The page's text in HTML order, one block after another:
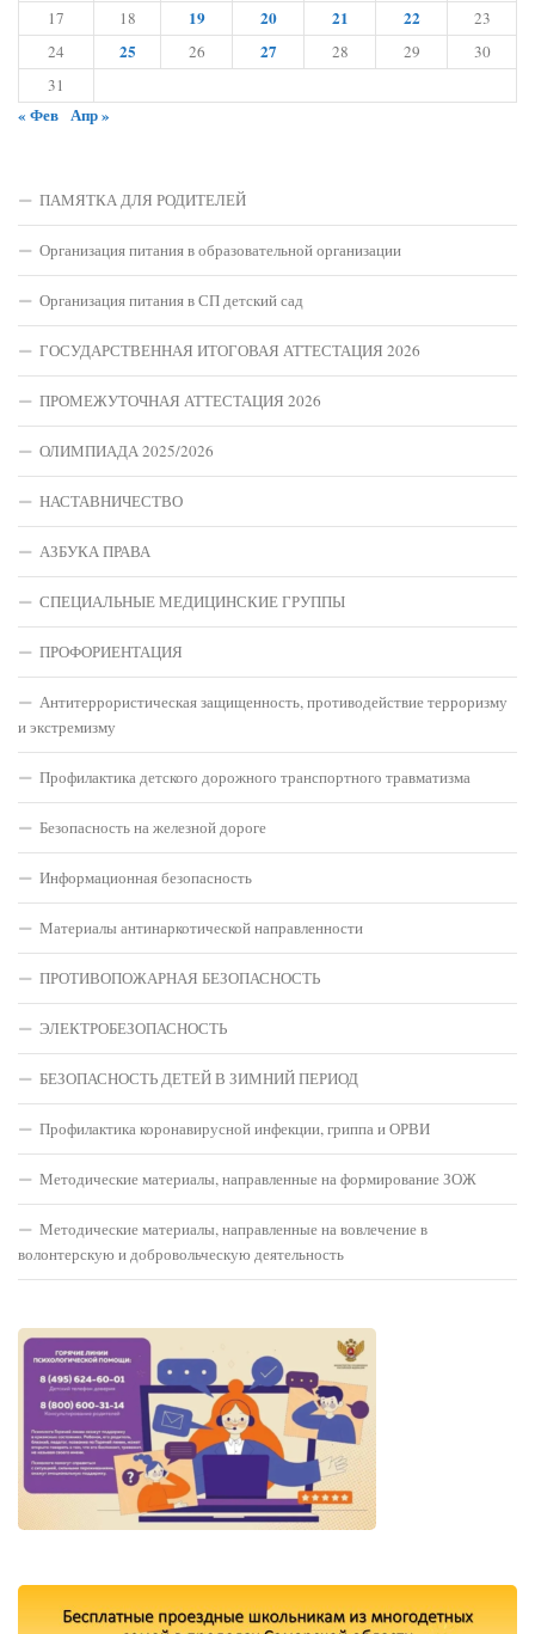
17
18 19 20 21 22
23
24
25 26 27 28 29
30
31
« Фев Апр »
ПАМЯТКА ДЛЯ РОДИТЕЛЕЙ
Организация питания в образовательной организации
Организация питания в СП детский сад
ГОСУДАРСТВЕННАЯ ИТОГОВАЯ АТТЕСТАЦИЯ 2026
ПРОМЕЖУТОЧНАЯ АТТЕСТАЦИЯ 2026
ОЛИМПИАДА 2025/2026
НАСТАВНИЧЕСТВО
АЗБУКА ПРАВА
СПЕЦИАЛЬНЫЕ МЕДИЦИНСКИЕ ГРУППЫ
ПРОФОРИЕНТАЦИЯ
Антитеррористическая защищенность, противодействие терроризму
и экстремизму
Профилактика детского дорожного транспортного травматизма
Безопасность на железной дороге
Информационная безопасность
Материалы антинаркотической направленности
ПРОТИВОПОЖАРНАЯ БЕЗОПАСНОСТЬ
ЭЛЕКТРОБЕЗОПАСНОСТЬ
БЕЗОПАСНОСТЬ ДЕТЕЙ В ЗИМНИЙ ПЕРИОД
Профилактика коронавирусной инфекции, гриппа и ОРВИ
Методические материалы, направленные на формирование ЗОЖ
Методические материалы, направленные на вовлечение в
волонтерскую и добровольческую деятельность